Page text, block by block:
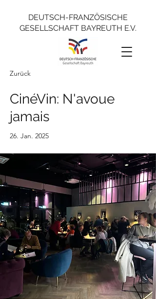
DEUTSCH-FRANZÖSISCHE
GESELLSCHAFT BAYREUTH E.V.
Zurück
CinéVin: N'avoue
jamais
26. Jan. 2025